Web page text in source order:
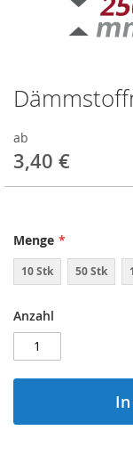
Springe
zum
Anfang
der
Bildergalerie
ab
3,40 €
Menge
10 Stk 50 Stk
Anzahl